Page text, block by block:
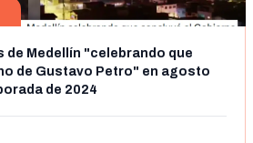
de Medellín "celebrando que
de Gustavo Petro" en agosto
de 2024